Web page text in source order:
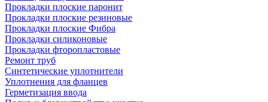
Прокладки плоские паронит
Прокладки плоские резиновые
Прокладки плоские Фибра
Прокладки силиконовые
Прокладки фторопластовые
Ремонт труб
Синтетические уплотнители
Уплотнения для фланцев
Герметизация ввода